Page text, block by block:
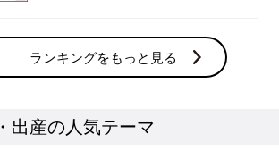
ランキングをもっと見る
出産の人気テーマ